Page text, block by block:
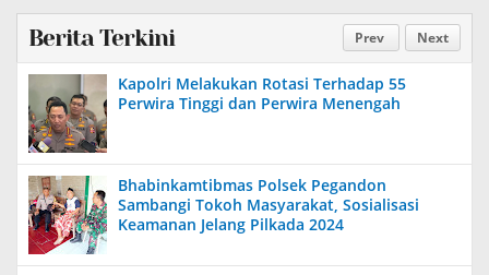
Prev Next
Berita Terkini
Kapolri Melakukan Rotasi Terhadap 55
Perwira Tinggi dan Perwira Menengah
Bhabinkamtibmas Polsek Pegandon
Sambangi Tokoh Masyarakat, Sosialisasi
Keamanan Jelang Pilkada 2024